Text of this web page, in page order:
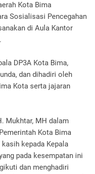
Kota Bima
Sosialisasi Pencegahan
di Aula Kantor
DP3A Kota Bima,
dan dihadiri oleh
Kota serta jajaran
Mukhtar, MH dalam
Kota Bima
kepada Kepala
pada kesempatan ini
dan menghadiri